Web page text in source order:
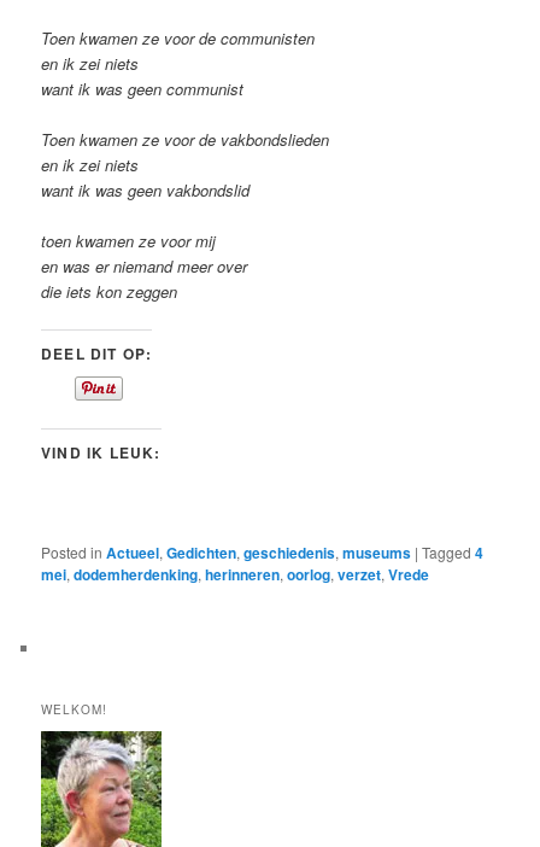
Toen kwamen ze voor de communisten
en ik zei niets
want ik was geen communist
Toen kwamen ze voor de vakbondslieden
en ik zei niets
want ik was geen vakbondslid
toen kwamen ze voor mij
en was er niemand meer over
die iets kon zeggen
DEEL DIT OP:
VIND IK LEUK:
Posted in Actueel,Gedichten,geschiedenis,museums |Tagged 4
mei,dodemherdenking,herinneren,oorlog,verzet,Vrede
WELKOM!